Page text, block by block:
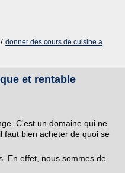
/ donner des cours de cuisine a
et rentable
C'est un domaine qui ne
faut bien acheter de quoi se
En effet, nous sommes de